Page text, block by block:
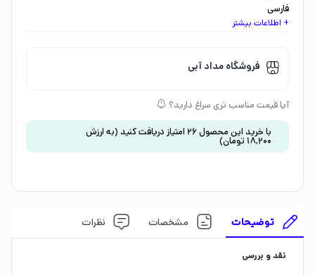
فارسی
اندازه کتاب:
گروه سنی :
جوان و بزرگسال
1527007453537680000
موضوع:
عاشقانه،فانتزی،ماجراجویی
+ اطلاعات بیشتر
فروشگاه مداد آبی
آیا قیمت مناسب تری سراغ دارید؟
با خرید این محصول26 امتیاز دریافت کنید (به ارزش
18,200 تومان)
توضیحات مشخصات نظرات
نقد و بررسی